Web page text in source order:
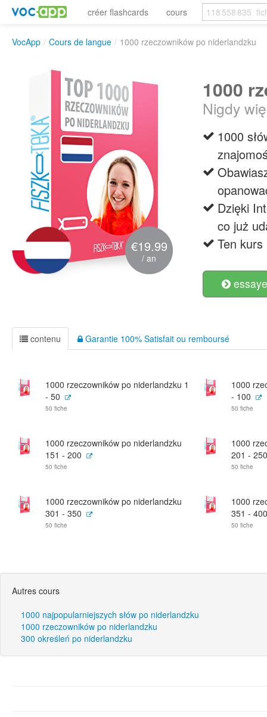
créer flashcards cours
VocApp / Cours de langue / 1000 rzeczowników po niderlandzku
€19.99
/ an
1000
Nigdy
1000
Dzięki
co już
Ten
contenu Garantie 100% Satisfait ou remboursé
1000 rzeczowników po niderlandzku 1
- 50
50 fiche
1000
- 100
50 fiche
1000 rzeczowników po niderlandzku
151 - 200
50 fiche
1000
201 - 250
50 fiche
1000 rzeczowników po niderlandzku
301 - 350
50 fiche
1000
351 - 400
50 fiche
Autres cours
1000 najpopularniejszych słów po niderlandzku
1000 rzeczowników po niderlandzku
300 określeń po niderlandzku